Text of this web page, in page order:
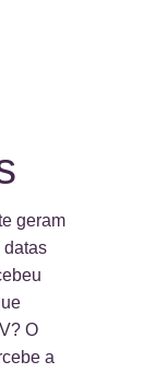
geram
datas
O
a